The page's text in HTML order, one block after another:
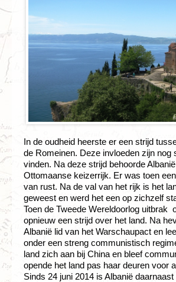
In de oudheid heerste er een strijd
de Romeinen. Deze invloeden zijn nog
vinden. Na deze strijd behoorde
Ottomaanse keizerrijk. Er was toen
van rust. Na de val van het rijk is het
geweest en werd het een op zichzelf
Toen de Tweede Wereldoorlog uitbrak
opnieuw een strijd over het land. Na
Albanië lid van het Warschaupact en
onder een streng communistisch
land zich aan bij China en bleef
opende het land pas haar deuren voor
Sinds 24 juni 2014 is Albanië